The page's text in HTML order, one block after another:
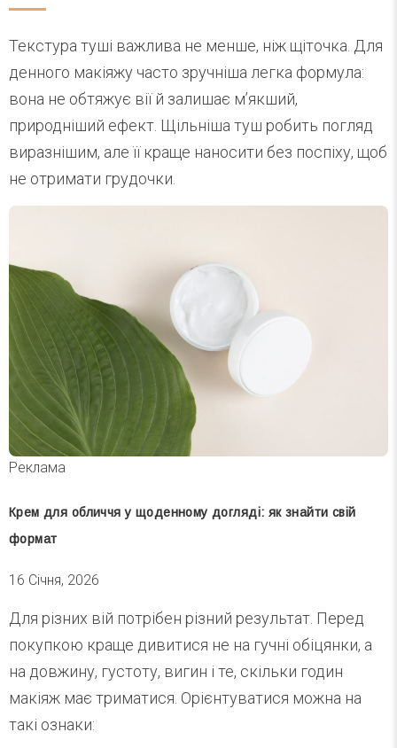
Текстура туші важлива не менше, ніж щіточка. Для
денного макіяжу часто зручніша легка формула:
вона не обтяжує вії й залишає м’якший,
природніший ефект. Щільніша туш робить погляд
виразнішим, але її краще наносити без поспіху, щоб
не отримати грудочки.
Реклама
Крем для обличчя у щоденному догляді: як знайти свій
формат
16 Січня, 2026
Для різних вій потрібен різний результат. Перед
покупкою краще дивитися не на гучні обіцянки, а
на довжину, густоту, вигин і те, скільки годин
макіяж має триматися. Орієнтуватися можна на
такі ознаки: